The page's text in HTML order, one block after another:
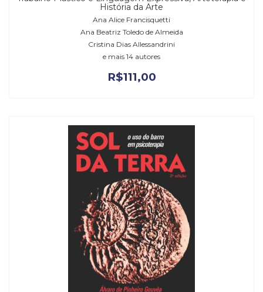
História da Arte
Ana Alice Francisquetti
Ana Beatriz Toledo de Almeida
Cristina Dias Allessandrini
e mais 14 autores
R$111,00